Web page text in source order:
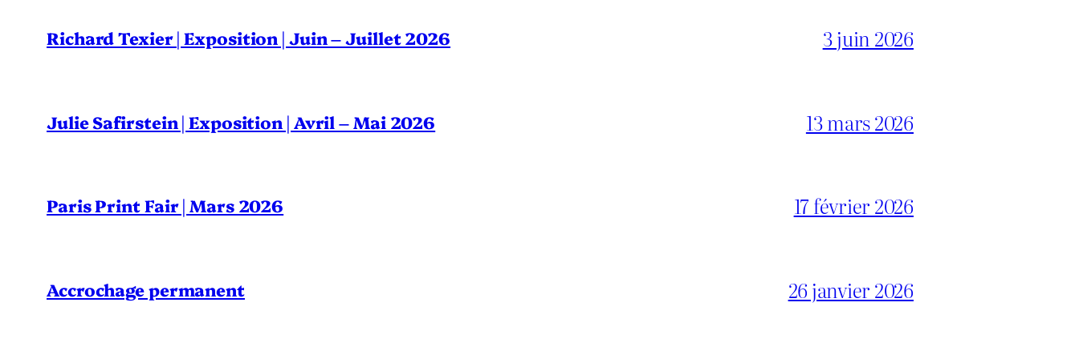
Richard Texier | Exposition | Juin – Juillet 2026 3 juin 2026
Julie Safirstein | Exposition | Avril – Mai 2026 13 mars 2026
Paris Print Fair | Mars 2026 17 février 2026
Accrochage permanent 26 janvier 2026